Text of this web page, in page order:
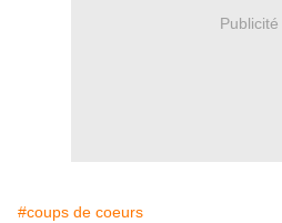
Publicité
#coups de coeurs